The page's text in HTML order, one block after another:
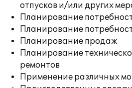
отпусков и/или других
Планирование
Планирование
Планирование продаж
Планирование
ремонтов
Применение различных